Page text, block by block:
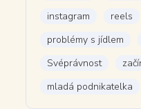
instagram
reels
problémy s jídlem
Svéprávnost
mladá podnikatelka